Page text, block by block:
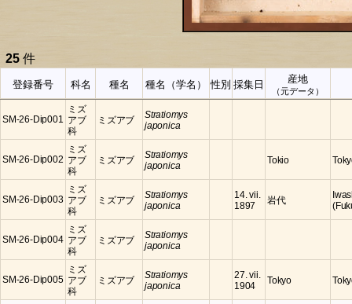
25 件
登録番号 科名 種名 種名（学名） 性別 採集日 産地
（元データ）
SM-26-Dip001
ミズ
アブ
科
ミズアブ
Stratiomys
japonica
SM-26-Dip002
ミズ
アブ
科
ミズアブ
Stratiomys
japonica
Tokio
SM-26-Dip003
ミズ
アブ
科
ミズアブ
Stratiomys
japonica
14. vii.
1897
岩代
SM-26-Dip004
ミズ
アブ
科
ミズアブ
Stratiomys
japonica
SM-26-Dip005
ミズ
アブ
科
ミズアブ
Stratiomys
japonica
27. vii.
1904
Tokyo